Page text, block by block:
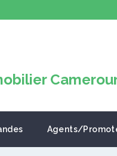
Agents/